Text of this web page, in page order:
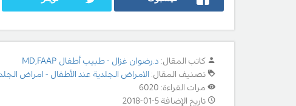
كاتب المقال: د.رضوان غزال - طبيب أطفال MD,FAAP
تصنيف المقال: الامراض الجلدية عند الأطفال - امراض الجلد
مرات القراءة: 6020
تاريخ الإضافة 5-01-2018